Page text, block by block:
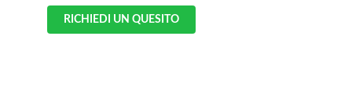
RICHIEDI UN QUESITO